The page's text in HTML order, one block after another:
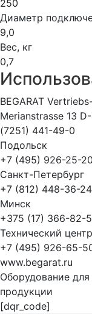
250
Диаметр
9,0
Вес, кг
0,7
BEGARAT
Merianstrasse 13
(7251) 441-49-0
Подольск
+7 (495) 926-25-20
Санкт-Петербург
+7 (812) 448-36-24
Минск
+375 (17) 366-82-
Технический центр
+7 (495) 926-65-
www.begarat.ru
Оборудование
продукции
[dqr_code]